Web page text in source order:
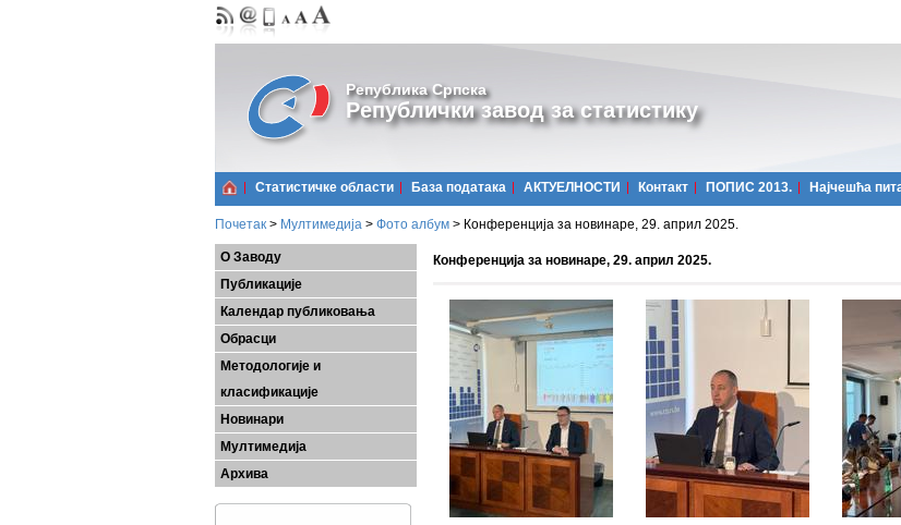
Република Српска
Републички завод за статистику
Статистичке области Базa података АКТУЕЛНОСТИ Контакт ПОПИС 2013. Најчешћa
Почетак > Мултимедија > Фото албум > Конференција за новинаре, 29. април 2025.
О Заводу
Публикације
Календар публиковања
Обрасци
Методологије и
класификације
Новинари
Мултимедија
Архива
Конференција за новинаре, 29. април 2025.